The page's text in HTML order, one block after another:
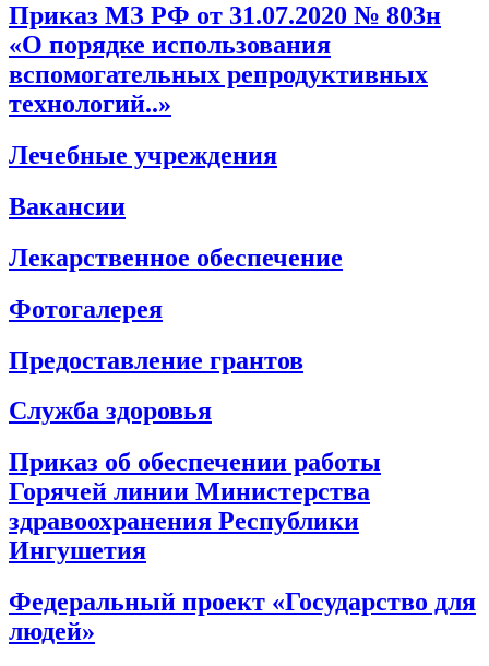
Приказ МЗ РФ от 31.07.2020 № 803н
«О порядке использования
вспомогательных репродуктивных
технологий..»
Лечебные учреждения
Вакансии
Лекарственное обеспечение
Фотогалерея
Предоставление грантов
Служба здоровья
Приказ об обеспечении работы
Горячей линии Министерства
здравоохранения Республики
Ингушетия
Федеральный проект «Государство для
людей»